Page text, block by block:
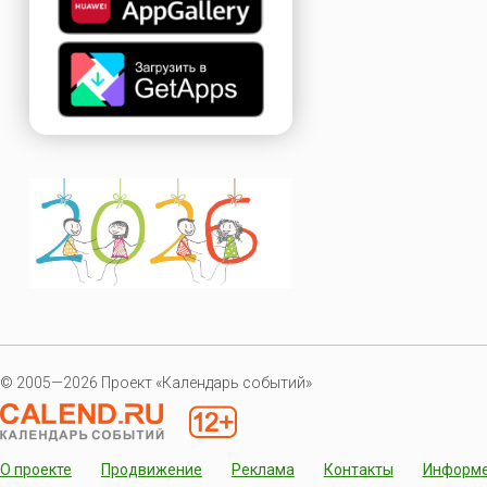
© 2005—2026 Проект «Календарь событий»
О проекте Продвижение Реклама Контакты